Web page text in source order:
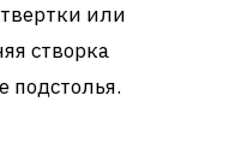
или
створка